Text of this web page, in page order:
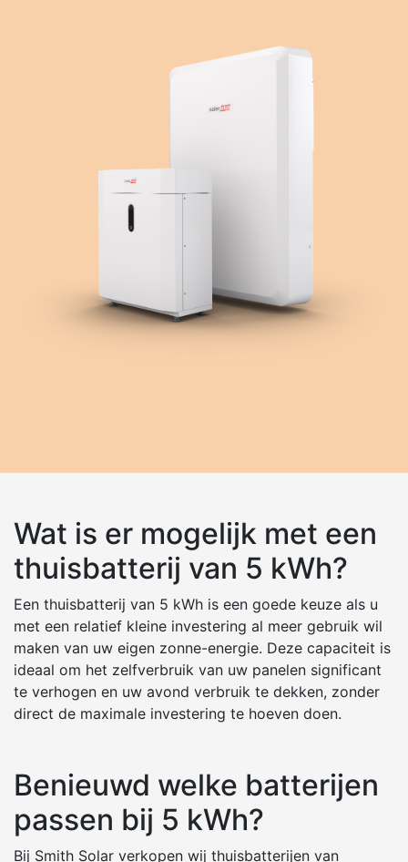
Wat is er mogelijk met een
thuisbatterij van 5 kWh?
Een thuisbatterij van 5 kWh is een goede keuze als u
met een relatief kleine investering al meer gebruik wil
maken van uw eigen zonne-energie. Deze capaciteit is
ideaal om het zelfverbruik van uw panelen significant
te verhogen en uw avond verbruik te dekken, zonder
direct de maximale investering te hoeven doen.
Benieuwd welke batterijen
passen bij 5 kWh?
Bij Smith Solar verkopen wij thuisbatterijen van